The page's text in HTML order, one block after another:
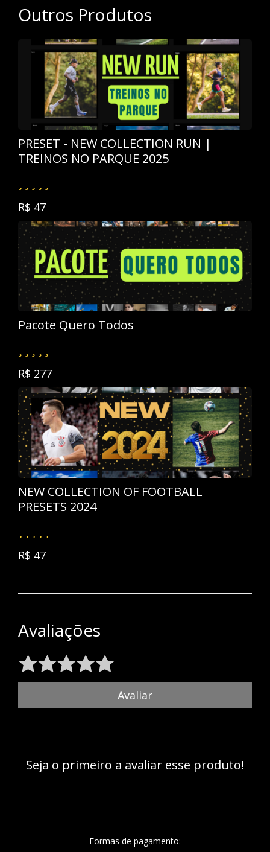
Outros Produtos
PRESET - NEW COLLECTION RUN |
TREINOS NO PARQUE 2025
R$ 47
Pacote Quero Todos
R$ 277
NEW COLLECTION OF FOOTBALL
PRESETS 2024
R$ 47
Avaliações
Avaliar
Seja o primeiro a avaliar esse produto!
Formas de pagamento: